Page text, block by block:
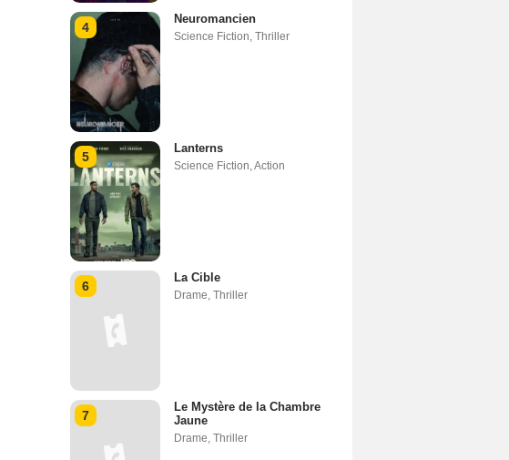
4
Neuromancien
Science Fiction, Thriller
5
Lanterns
Science Fiction,Action
6
La Cible
Drame, Thriller
7
Le Mystère de la Chambre
Jaune
Drame, Thriller